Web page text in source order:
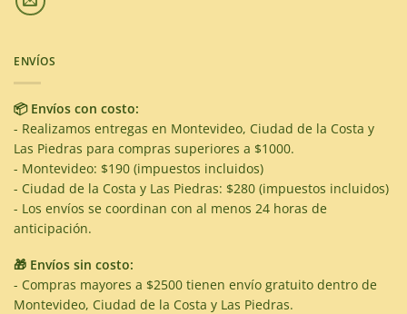
ENVÍOS
📦 Envíos con costo:
- Realizamos entregas en Montevideo, Ciudad de la Costa y
Las Piedras para compras superiores a $1000.
- Montevideo: $190 (impuestos incluidos)
- Ciudad de la Costa y Las Piedras: $280 (impuestos incluidos)
- Los envíos se coordinan con al menos 24 horas de
anticipación.
🎁 Envíos sin costo:
- Compras mayores a $2500 tienen envío gratuito dentro de
Montevideo, Ciudad de la Costa y Las Piedras.